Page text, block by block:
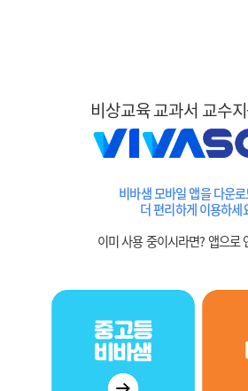
비상교육 교과서 교수
비바샘 모바일 앱을 다운
더 편리하게 이용하세
이미 사용 중이시라면? 앱으로